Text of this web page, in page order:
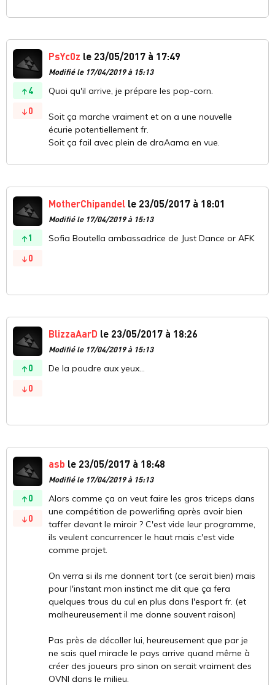
4
0
PsYc0z le 23/05/2017 à 17:49
Modifié le 17/04/2019 à 15:13
Quoi qu'il arrive, je prépare les pop-corn.
Soit ça marche vraiment et on a une nouvelle
écurie potentiellement fr.
Soit ça fail avec plein de draAama en vue.
1
0
MotherChipandel le 23/05/2017 à 18:01
Modifié le 17/04/2019 à 15:13
Sofia Boutella ambassadrice de Just Dance or AFK
0
0
BlizzaAarD le 23/05/2017 à 18:26
Modifié le 17/04/2019 à 15:13
De la poudre aux yeux...
0
0
asb le 23/05/2017 à 18:48
Modifié le 17/04/2019 à 15:13
Alors comme ça on veut faire les gros triceps dans
une compétition de powerlifing après avoir bien
taffer devant le miroir ? C'est vide leur programme,
ils veulent concurrencer le haut mais c'est vide
comme projet.
On verra si ils me donnent tort (ce serait bien) mais
pour l'instant mon instinct me dit que ça fera
quelques trous du cul en plus dans l'esport fr. (et
malheureusement il me donne souvent raison)
Pas près de décoller lui, heureusement que par je
ne sais quel miracle le pays arrive quand même à
créer des joueurs pro sinon on serait vraiment des
OVNI dans le milieu.